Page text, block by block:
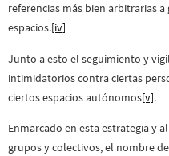
referencias más bien arbitrarias
espacios.[iv]
Junto a esto el seguimiento y
intimidatorios contra ciertas
ciertos espacios autónomos[v].
Enmarcado en esta estrategia y
grupos y colectivos, el nombre